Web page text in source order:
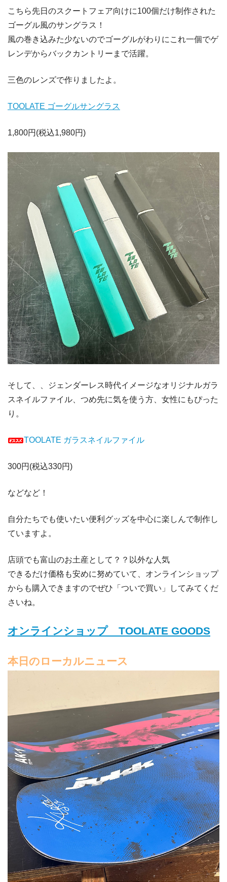
こちら先日のスクートフェア向けに100個だけ制作された
ゴーグル風のサングラス！
風の巻き込みた少ないのでゴーグルがわりにこれ一個でゲ
レンデからバックカントリーまで活躍。
三色のレンズで作りましたよ。
TOOLATE ゴーグルサングラス
1,800円(税込1,980円)
そして、、ジェンダーレス時代イメージなオリジナルガラ
スネイルファイル、つめ先に気を使う方、女性にもぴった
り。
TOOLATE ガラスネイルファイル
300円(税込330円)
などなど！
自分たちでも使いたい便利グッズを中心に楽しんで制作し
ていますよ。
店頭でも富山のお土産として？？以外な人気
できるだけ価格も安めに努めていて、オンラインショップ
からも購入できますのでぜひ「ついで買い」してみてくだ
さいね。
オンラインショップ TOOLATE GOODS
本日のローカルニュース